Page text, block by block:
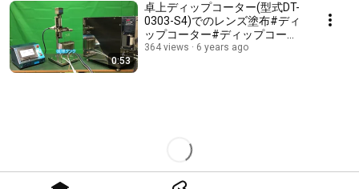
0:53
卓上ディップコーター(型式DT-
0303-S4)でのレンズ塗布#ディ
ップコーター#ディップコーテ
ィング#ディップ#受託コート
364 views 6 years ago